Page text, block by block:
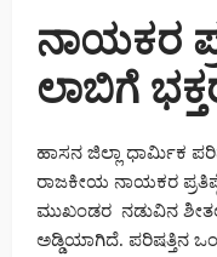
ನಾಯಕರ
ಲಾಬಿಗೆ
ಹಾಸನ ಜಿಲ್ಲಾ ಧಾರ್ಮಿಕ
ರಾಜಕೀಯ ನಾಯಕರ
ಮುಖಂಡರ ನಡುವಿನ
ಅಡ್ಡಿಯಾಗಿದೆ. ಪರಿಷತ್ತಿನ